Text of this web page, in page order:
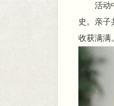
活动
史。亲子
收获满满